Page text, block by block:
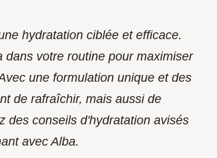
hydratation ciblée et efficace.
votre routine pour maximiser
une formulation unique et des
de rafraîchir, mais aussi de
des conseils d'hydratation avisés
avec Alba.